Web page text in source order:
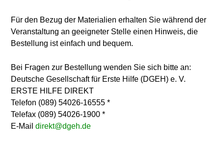
Für den Bezug der Materialien erhalten Sie während der
Veranstaltung an geeigneter Stelle einen Hinweis, die
Bestellung ist einfach und bequem.
Bei Fragen zur Bestellung wenden Sie sich bitte an:
Deutsche Gesellschaft für Erste Hilfe (DGEH) e. V.
ERSTE HILFE DIREKT
Telefon (089) 54026-16555 *
Telefax (089) 54026-1900 *
E-Maildirekt@dgeh.de